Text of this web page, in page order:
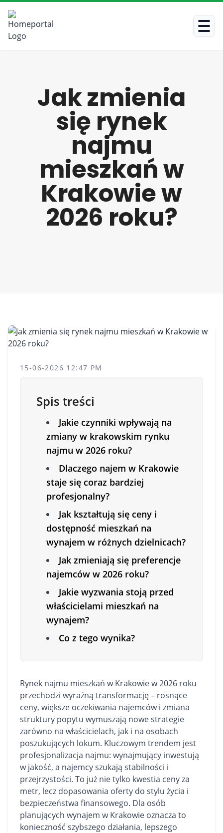
Jak zmienia
się rynek
najmu
mieszkań w
Krakowie w
2026 roku?
15-06-2026 12:47 PM
Spis treści
Jakie czynniki wpływają na
zmiany w krakowskim rynku
najmu w 2026 roku?
Dlaczego najem w Krakowie
staje się coraz bardziej
profesjonalny?
Jak kształtują się ceny i
dostępność mieszkań na
wynajem w różnych dzielnicach?
Jak zmieniają się preferencje
najemców w 2026 roku?
Jakie wyzwania stoją przed
właścicielami mieszkań na
wynajem?
Co z tego wynika?
Rynek najmu mieszkań w Krakowie w 2026 roku
przechodzi wyraźną transformację – rosnące
ceny, większe oczekiwania najemców i zmiana
struktury popytu wymuszają nowe strategie
zarówno na właścicielach, jak i na osobach
poszukujących lokum. Kluczowym trendem jest
profesjonalizacja najmu: wynajmujący inwestują
w jakość, a najemcy szukają stabilności i
przejrzystości. To już nie tylko kwestia ceny za
metr, lecz dopasowania oferty do stylu życia i
bezpieczeństwa finansowego. Dla osób
planujących wynajem w Krakowie oznacza to
konieczność szybszego działania, lepszego